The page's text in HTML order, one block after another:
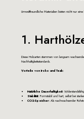
Umweltfreundliche Materialien bieten nicht nur
1.
Diese Holzarten stammen von langsam
Nachhaltigkeitsstandards.
Vorteile von Iroko und Teak:
Natürliche Dauerhaftigkeit:
Stabilität: Formstabil und hart, selbst bei
CO2-Speicher: Als nachwachsender